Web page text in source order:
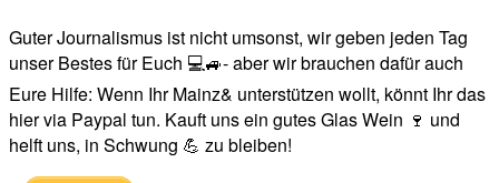
Guter Journalismus ist nicht umsonst, wir geben jeden Tag
unser Bestes für Euch 💻🚙- aber wir brauchen dafür auch
Eure Hilfe: Wenn Ihr Mainz& unterstützen wollt, könnt Ihr das
hier via Paypal tun. Kauft uns ein gutes Glas Wein 🍷 und
helft uns, in Schwung 💪 zu bleiben!